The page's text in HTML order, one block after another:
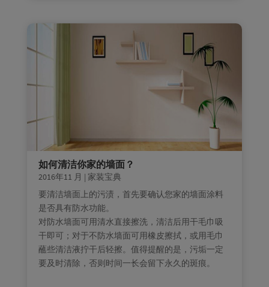
如何清洁你家的墙面？
2016年11 月 | 家装宝典
要清洁墙面上的污渍，首先要确认您家的墙面涂料
是否具有防水功能。
对防水墙面可用清水直接擦洗，清洁后用干毛巾吸
干即可；对于不防水墙面可用橡皮擦拭，或用毛巾
蘸些清洁液拧干后轻擦。值得提醒的是，污垢一定
要及时清除，否则时间一长会留下永久的斑痕。